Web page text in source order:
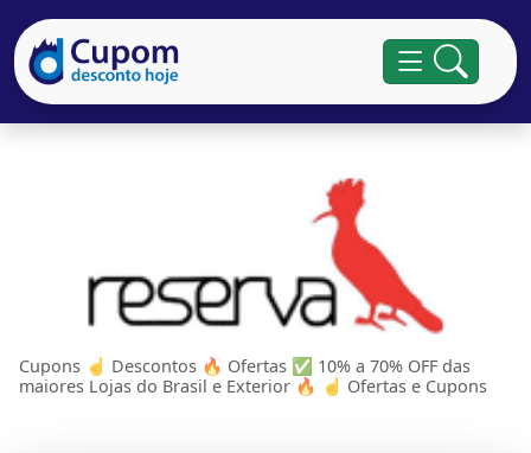
Cupons ☝ Descontos 🔥 Ofertas ✅ 10% a 70% OFF das
maiores Lojas do Brasil e Exterior 🔥 ☝ Ofertas e Cupons